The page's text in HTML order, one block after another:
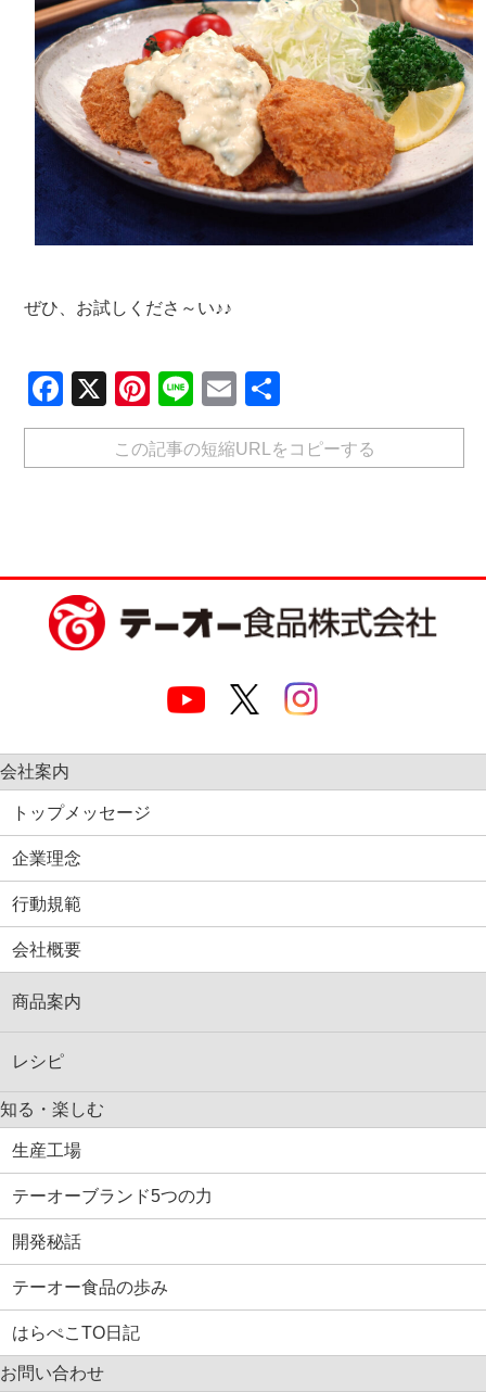
ぜひ、お試しくださ～い♪♪
Facebook
X Pinterest
LineEmail
有
この記事の短縮URLをコピーする
会社案内
トップメッセージ
企業理念
行動規範
会社概要
商品案内
レシピ
知る・楽しむ
生産工場
テーオーブランド5つの力
開発秘話
テーオー食品の歩み
はらぺこTO日記
お問い合わせ